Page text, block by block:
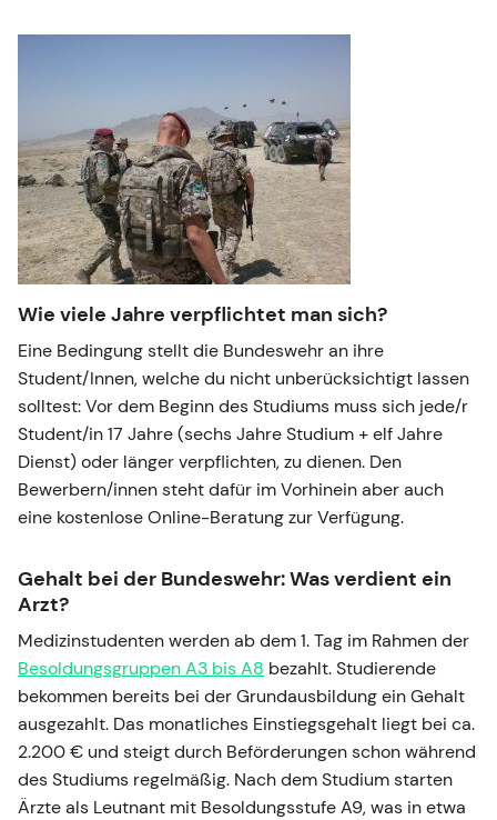
Wie viele Jahre verpflichtet man sich?
Eine Bedingung stellt die Bundeswehr an ihre
Student/Innen, welche du nicht unberücksichtigt lassen
solltest: Vor dem Beginn des Studiums muss sich jede/r
Student/in 17 Jahre (sechs Jahre Studium + elf Jahre
Dienst) oder länger verpflichten, zu dienen. Den
Bewerbern/innen steht dafür im Vorhinein aber auch
eine kostenlose Online-Beratung zur Verfügung.
Gehalt bei der Bundeswehr: Was verdient ein
Arzt?
Medizinstudenten werden ab dem 1. Tag im Rahmen der
Besoldungsgruppen A3 bis A8 bezahlt. Studierende
bekommen bereits bei der Grundausbildung ein Gehalt
ausgezahlt. Das monatliches Einstiegsgehalt liegt bei ca.
2.200 € und steigt durch Beförderungen schon während
des Studiums regelmäßig. Nach dem Studium starten
Ärzte als Leutnant mit Besoldungsstufe A9, was in etwa